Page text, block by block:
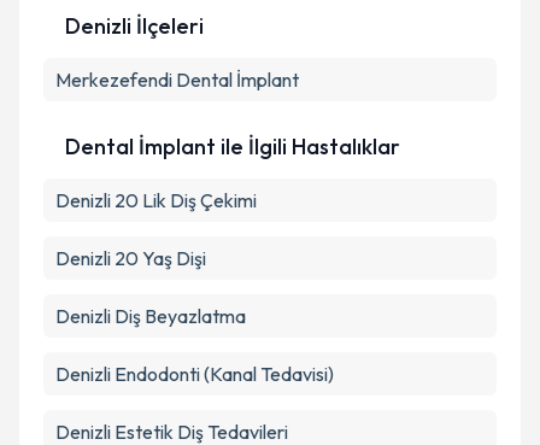
Metni'ni okudum ve kişisel verilerimin belirtilen
Denizli İlçeleri
Merkezefendi Dental İmplant
Dental İmplant ile İlgili Hastalıklar
Denizli 20 Lik Diş Çekimi
Denizli 20 Yaş Dişi
Denizli Diş Beyazlatma
Denizli Endodonti (Kanal Tedavisi)
Denizli Estetik Diş Tedavileri